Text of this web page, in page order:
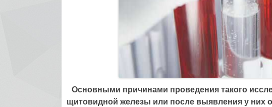
Основными причинами проведения такого
щитовидной железы или после выявления у них